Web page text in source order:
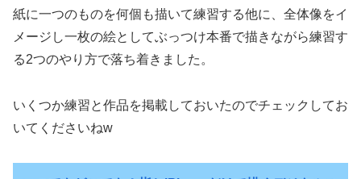
紙に一つのものを何個も描いて練習する他に、全体像をイ
メージし一枚の絵としてぶっつけ本番で描きながら練習す
る2つのやり方で落ち着きました。
いくつか練習と作品を掲載しておいたのでチェックしてお
いてくださいねw